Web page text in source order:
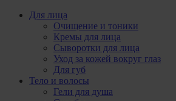
Для лица
Очищение и тоники
Кремы для лица
Сыворотки для лица
Уход за кожей вокруг глаз
Для губ
Тело и волосы
Гели для душа